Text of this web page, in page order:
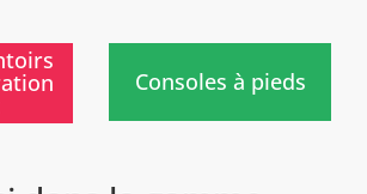
Consoles à pieds